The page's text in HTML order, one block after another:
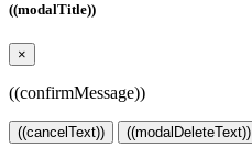
((modalTitle))
×
((confirmMessage))
((cancelText)) ((modalDeleteText))